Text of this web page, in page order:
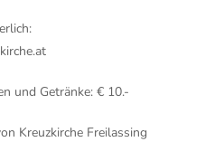
und Getränke: € 10.-
Kreuzkirche Freilassing